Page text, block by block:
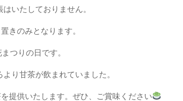
いたしておりません。
きのみとなります。
つりの日です。
り甘茶が飲まれていました。
提供いたします。ぜひ、ご賞味ください